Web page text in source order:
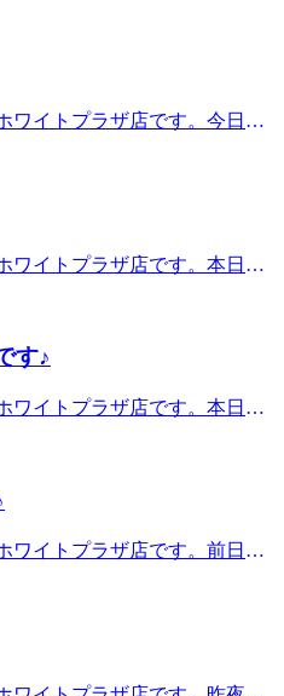
ー 当店では肩甲骨にポイン
送れるようサポートさせてい
すので、お気軽にどうぞ♪ご
いつまでも健康で疲れづらい
ます!スタッフ一同、手を温
の機会にリラクの肩甲骨ス
試しくださいませ! LINEの友
タはこちら！当店のクチコミ
天ペイ ペイペイ メルペイ
ント還元されます♪(上限有)
は不要です ぜひ当店でもご
ーーーーーーーーーーーー
ー 当店では肩甲骨にポイン
送れるようサポートさせてい
すので、お気軽にどうぞ♪ご
いつまでも健康で疲れづらい
の機会にリラクの肩甲骨ス
試しくださいませ! LINEの友
タはこちら！当店のクチコミ
を受けてスッキリさせまし
爽快ヘッドスパもオススメで
～16:00上記の時間でご案内
お知らせです‼---------☆かなが
トク 当店ご利用可能です☆
ント還元されます♪(上限有)
は不要です ぜひ当店でもご
ーーーーーーーーーーーー
全身をほぐしてまいります。
ください☆ご予約・お問い合
す!マッサージのように気持
ます!スタッフ一同、手を温
この機会にリラクの肩甲骨ス
試しくださいませ! LINEの友
タはこちら！当店のクチコミ
ワイトプラザ店です。今日は
さい♪お身体の不調があると
爽快ヘッドスパもオススメで
軽にお問い合わせくださいま
得情報のお知らせです‼--------
ン かなトク 当店ご利用可能
d払い 楽天ペイ ペイペイ
20%がポイント還元されます
登録などは不要です ぜひ
ーーーーーー 当店では肩甲
適な生活を送れるようサポー
承っておりますので、お気軽
レッチで、いつまでも健康で
ートいたします!スタッフ一
ます!ぜひこの機会にリラク
ィケアをお試しくださいま
ワイトプラザ店です。本日か
補給は忘れずに。是非
ケアをご体験ください♪冷た
スパもオススメです。さて、
い合わせくださいませ。 当
てお疲れの箇所中心に全身を
すのでぜひお立ち寄りくださ
電話でも承っておりますの
心よりお待ちしております!マ
くりをサポートいたします!
&amp;ボディケアをお試しく
す♪
ワイトプラザ店です。本日も
ケア・フットケアをご体験く
〜20:00上記の時間でご案
間帯がございますので、ど
所中心に全身をほぐしてまい
な生活を送れるようサポート
ておりますので、お気軽にど
ております!マッサージのよう
チで、いつまでも健康で疲れ
ワイトプラザ店です。前日ま
ていたら、是非Re.Ra.Kuのボ
ください♪さて、本日7月29日
ご案内可能です!ペアでも可